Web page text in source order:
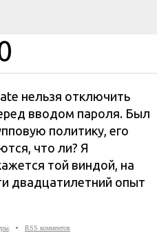
нельзя отключить
вводом пароля. Был
политику, его
что ли? Я
той виндой, на
двадцатилетний опыт
RSS комментов